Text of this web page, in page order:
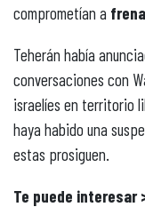
comprometían a
Teherán había
conversaciones con
israelíes en territorio
haya habido una
estas prosiguen.
Te puede interesar